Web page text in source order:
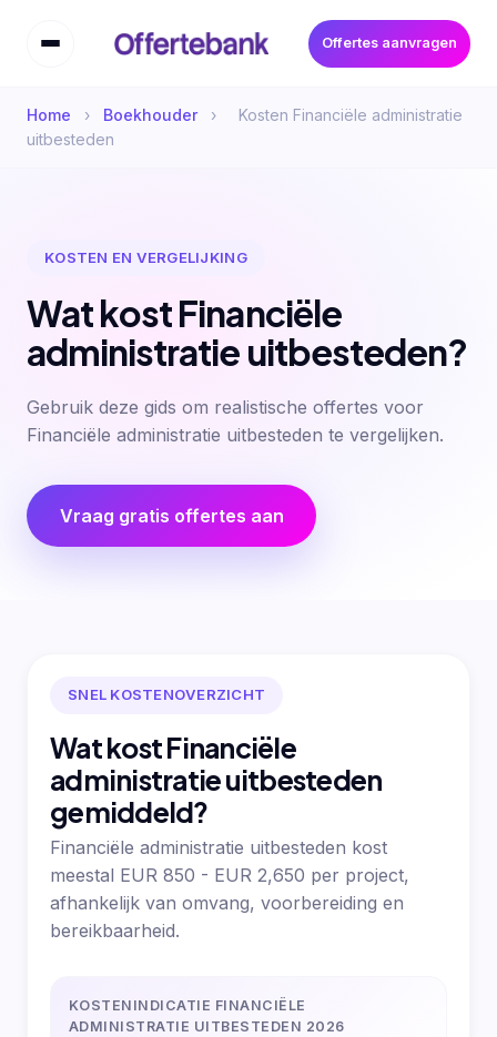
Offertes aanvragen
Home › Boekhouder ›
Kosten Financiële administratie
uitbesteden
KOSTEN EN VERGELIJKING
Wat kost Financiële
administratie uitbesteden?
Gebruik deze gids om realistische offertes voor
Financiële administratie uitbesteden te vergelijken.
Vraag gratis offertes aan
SNEL KOSTENOVERZICHT
Wat kost Financiële
administratie uitbesteden
gemiddeld?
Financiële administratie uitbesteden kost
meestal EUR 850 - EUR 2,650 per project,
afhankelijk van omvang, voorbereiding en
bereikbaarheid.
KOSTENINDICATIE FINANCIËLE
ADMINISTRATIE UITBESTEDEN 2026